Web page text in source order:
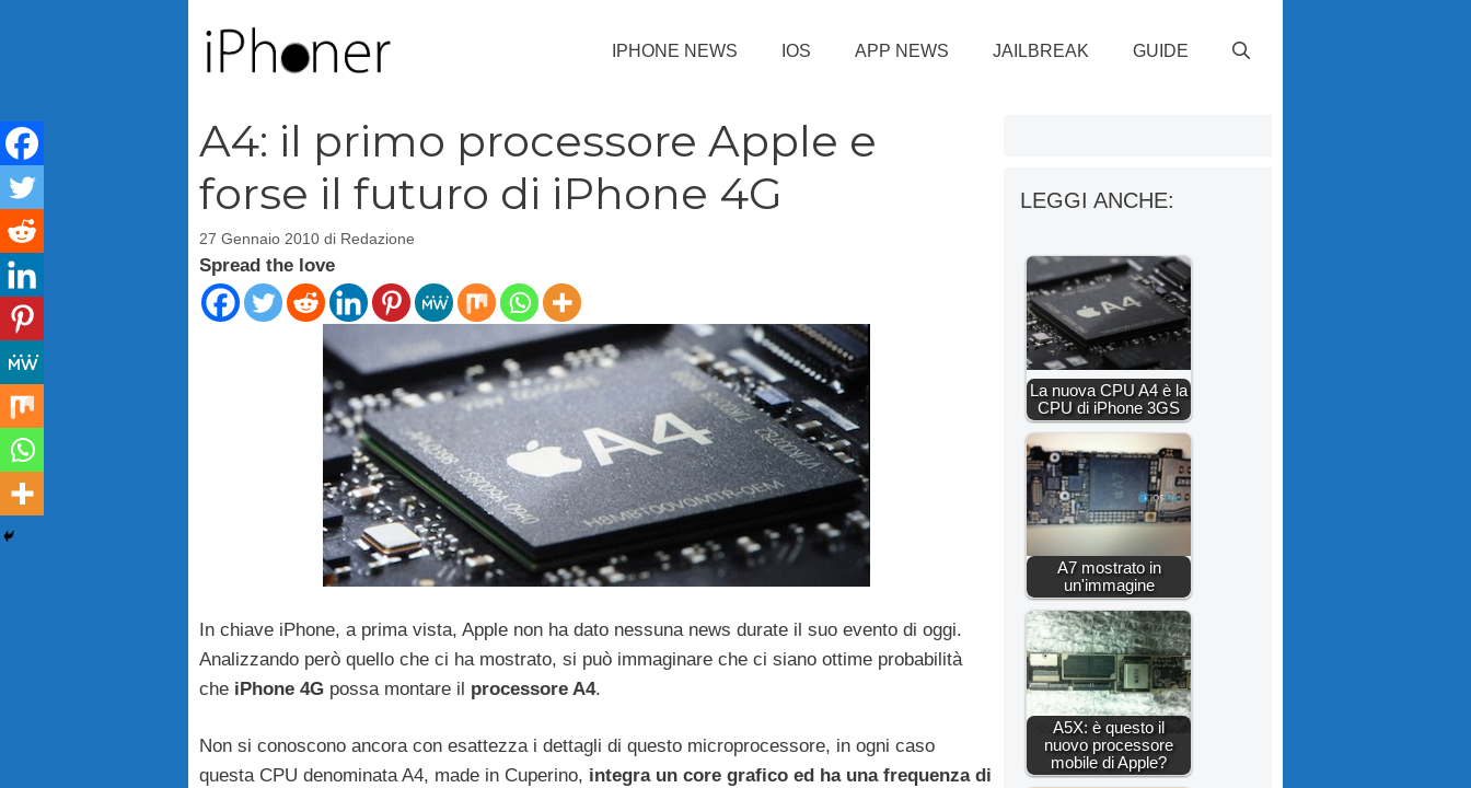
IPHONE NEWS IOS APP NEWS JAILBREAK GUIDE
A4: il primo processore Apple e
forse il futuro di iPhone 4G
27 Gennaio 2010 di Redazione
Spread the love
In chiave iPhone, a prima vista, Apple non ha dato nessuna news durate il suo evento di oggi.
Analizzando però quello che ci ha mostrato, si può immaginare che ci siano ottime probabilità
che iPhone 4G possa montare il processore A4.
Non si conoscono ancora con esattezza i dettagli di questo microprocessore, in ogni caso
questa CPU denominata A4, made in Cuperino, integra un core grafico ed ha una frequenza di
LEGGI ANCHE:
La nuova CPU A4 è la
CPU di iPhone 3GS
A7 mostrato in
un'immagine
A5X: è questo il
nuovo processore
mobile di Apple?